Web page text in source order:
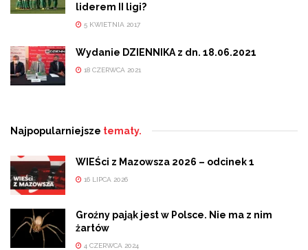
liderem II ligi?
5 KWIETNIA 2017
Wydanie DZIENNIKA z dn. 18.06.2021
18 CZERWCA 2021
Najpopularniejsze tematy.
WIEŚci z Mazowsza 2026 – odcinek 1
16 LIPCA 2026
Groźny pająk jest w Polsce. Nie ma z nim
żartów
4 CZERWCA 2024